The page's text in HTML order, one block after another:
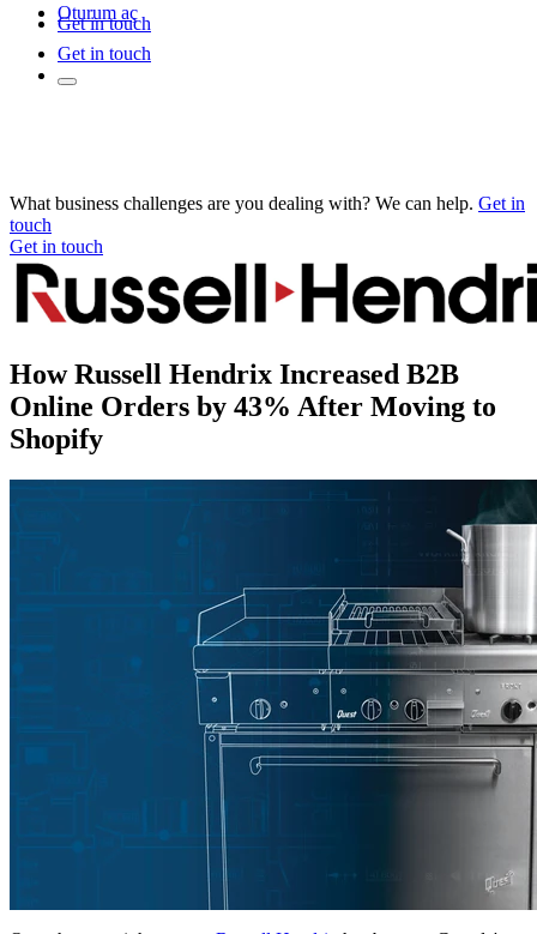
Oturum aç
Get in touch
Get in touch
What business challenges are you dealing with? We can help. Get in
touch
Get in touch
How Russell Hendrix Increased B2B
Online Orders by 43% After Moving to
Shopify